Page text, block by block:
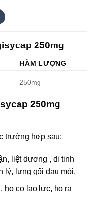
250mg
HÀM LƯỢNG
250mg
250mg
trường hợp sau:
liệt dương , di tinh,
lý, lưng gối đau mỏi.
ho do lao lực, ho ra